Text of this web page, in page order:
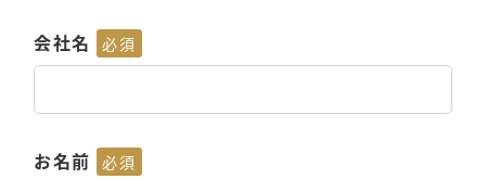
会社名 必須
お名前 必須